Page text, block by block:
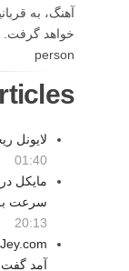
آهنگ، به
person
لايونل
01:40
مايكل
سرعت
20:13
آمد